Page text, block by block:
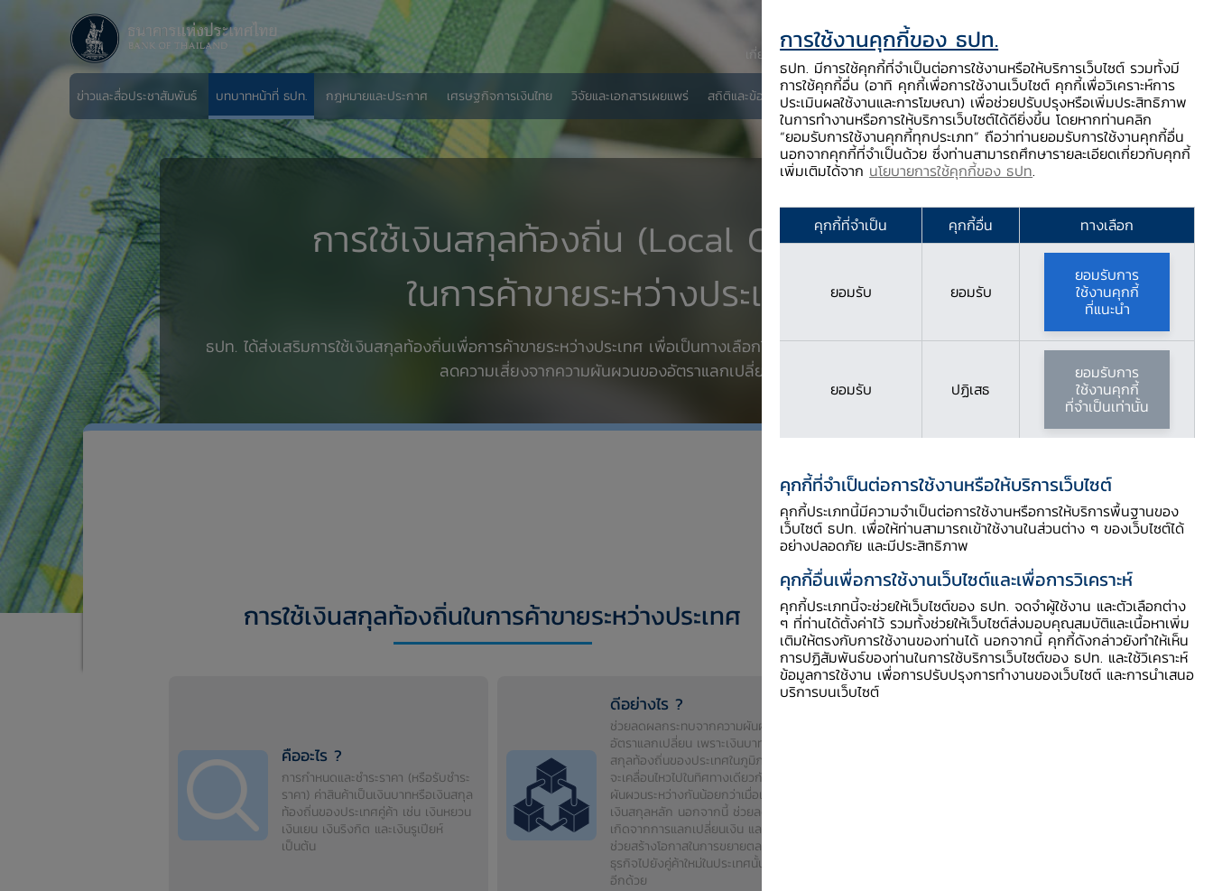
ข่าวและสื่อประชาสัมพันธ์ บทบาทหน้าที่ ธปท. กฎหมายและประกาศ เศรษฐกิจการเงินไทย วิจัยและเอกสารเผยแพร่ สถิติและข้อมูลเผยแพร่ บริการจาก ธปท. นวัตกรรมภาคการเงิน สตางค์ Story
เกี่ยวกับ ธปท. ติดต่อเรา ช่วยเหลือ / ร้องเรียน EN
การใช้เงินสกุลท้องถิ่น (Local Currency)
ในการค้าขายระหว่างประเทศ
ธปท. ได้ส่งเสริมการใช้เงินสกุลท้องถิ่นเพื่อการค้าขายระหว่างประเทศ เพื่อเป็นทางเลือกให้กับผู้ประกอบการในการชำระเงิน และ
ลดความเสี่ยงจากความผันผวนของอัตราแลกเปลี่ยน
การใช้เงินสกุลท้องถิ่นในการค้าขายระหว่างประเทศ
คืออะไร ?
การกำหนดและชำระราคา (หรือรับชำระ
ราคา) ค่าสินค้าเป็นเงินบาทหรือเงินสกุล
ท้องถิ่นของประเทศคู่ค้า เช่น เงินหยวน
เงินเยน เงินริงกิต และเงินรูเปียห์
เป็นต้น
ดีอย่างไร ?
ช่วยลดผลกระทบจากความผันผวนของ
อัตราแลกเปลี่ยน เพราะเงินบาทและเงิน
สกุลท้องถิ่นของประเทศในภูมิภาค มัก
จะเคลื่อนไหวไปในทิศทางเดียวกันและ
ผันผวนระหว่างกันน้อยกว่าเมื่อเทียบกับ
เงินสกุลหลัก นอกจากนี้ ช่วยลดต้นทุนที่
เกิดจากการแลกเปลี่ยนเงิน และยังอาจ
ช่วยสร้างโอกาสในการขยายตลาดหรือ
ธุรกิจไปยังคู่ค้าใหม่ในประเทศนั้น ๆ ได้
อีกด้วย
สารบัญประกอบ
การใช้เงินสกุลท้องถิ่นในการค้าระหว่าง
ประเทศ
กรณีตัวอย่าง
สื่อประชาสัมพันธ์ที่เกี่ยวข้อง
การใช้งานคุกกี้ของ ธปท.
ธปท. มีการใช้คุกกี้ที่จำเป็นต่อการใช้งานหรือให้บริการเว็บไซต์ รวมทั้งมี
การใช้คุกกี้อื่น (อาทิ คุกกี้เพื่อการใช้งานเว็บไซต์ คุกกี้เพื่อวิเคราะห์การ
ประเมินผลใช้งานและการโฆษณา) เพื่อช่วยปรับปรุงหรือเพิ่มประสิทธิภาพ
ในการทำงานหรือการให้บริการเว็บไซต์ได้ดียิ่งขึ้น โดยหากท่านคลิก
“ยอมรับการใช้งานคุกกี้ทุกประเภท” ถือว่าท่านยอมรับการใช้งานคุกกี้อื่น
นอกจากคุกกี้ที่จำเป็นด้วย ซึ่งท่านสามารถศึกษารายละเอียดเกี่ยวกับคุกกี้
เพิ่มเติมได้จาก นโยบายการใช้คุกกี้ของ ธปท.
คุกกี้ที่จำเป็น คุกกี้อื่น ทางเลือก
ยอมรับ ยอมรับ
ยอมรับการ
ใช้งานคุกกี้
ที่แนะนำ
ยอมรับ ปฏิเสธ
ยอมรับการ
ใช้งานคุกกี้
ที่จำเป็นเท่านั้น
คุกกี้ที่จำเป็นต่อการใช้งานหรือให้บริการเว็บไซต์
คุกกี้ประเภทนี้มีความจำเป็นต่อการใช้งานหรือการให้บริการพื้นฐานของ
เว็บไซต์ ธปท. เพื่อให้ท่านสามารถเข้าใช้งานในส่วนต่าง ๆ ของเว็บไซต์ได้
อย่างปลอดภัย และมีประสิทธิภาพ
คุกกี้อื่นเพื่อการใช้งานเว็บไซต์และเพื่อการวิเคราะห์
คุกกี้ประเภทนี้จะช่วยให้เว็บไซต์ของ ธปท. จดจำผู้ใช้งาน และตัวเลือกต่าง
ๆ ที่ท่านได้ตั้งค่าไว้ รวมทั้งช่วยให้เว็บไซต์ส่งมอบคุณสมบัติและเนื้อหาเพิ่ม
เติมให้ตรงกับการใช้งานของท่านได้ นอกจากนี้ คุกกี้ดังกล่าวยังทำให้เห็น
การปฏิสัมพันธ์ของท่านในการใช้บริการเว็บไซต์ของ ธปท. และใช้วิเคราะห์
ข้อมูลการใช้งาน เพื่อการปรับปรุงการทำงานของเว็บไซต์ และการนำเสนอ
บริการบนเว็บไซต์